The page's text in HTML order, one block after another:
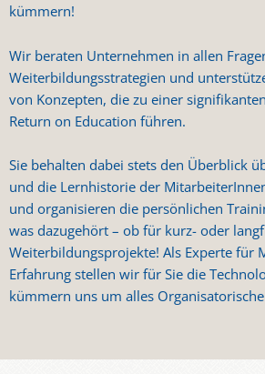
kümmern!
Wir beraten Unternehmen in allen
Weiterbildungsstrategien und
von Konzepten, die zu einer
Return on Education führen.
Sie behalten dabei stets den Überblick
und die Lernhistorie der
und organisieren die persönlichen
was dazugehört – ob für kurz- oder
Weiterbildungsprojekte! Als Experte für
Erfahrung stellen wir für Sie die
kümmern uns um alles